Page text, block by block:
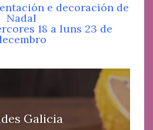
e decoración de
Nadal
18 a luns 23 de
Galicia